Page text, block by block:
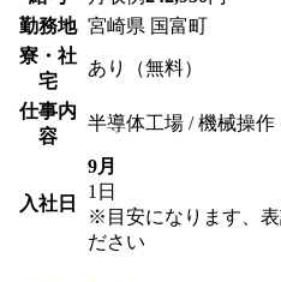
勤務地 宮崎県 国富町
寮・社
宅
あり（無料）
仕事内
容
半導体工場 / 機械操作
入社日
9月
1日
※目安になります、表
ださい